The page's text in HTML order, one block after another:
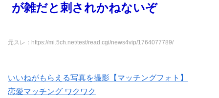
が雑だと刺されかねないぞ
元スレ：https://mi.5ch.net/test/read.cgi/news4vip/1764077789/
いいねがもらえる写真を撮影【マッチングフォト】
恋愛マッチング ワクワク